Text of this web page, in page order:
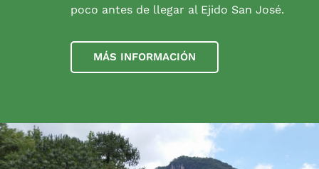
poco antes de llegar al Ejido San José.
MÁS INFORMACIÓN